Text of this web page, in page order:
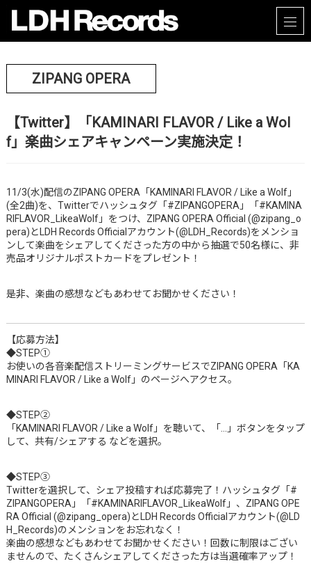
ZIPANG OPERA
【Twitter】「KAMINARI FLAVOR / Like a Wol
f」楽曲シェアキャンペーン実施決定！
11/3(水)配信のZIPANG OPERA「KAMINARI FLAVOR / Like a Wolf」
(全2曲)を、Twitterでハッシュタグ「#ZIPANGOPERA」「#KAMINA
RIFLAVOR_LikeaWolf」をつけ、ZIPANG OPERA Official (@zipang_o
pera)とLDH Records Officialアカウント(@LDH_Records)をメンショ
ンして楽曲をシェアしてくださった方の中から抽選で50名様に、非
売品オリジナルポストカードをプレゼント！
是非、楽曲の感想などもあわせてお聞かせください！
【応募方法】
◆STEP①
お使いの各音楽配信ストリーミングサービスでZIPANG OPERA「KA
MINARI FLAVOR / Like a Wolf」のページへアクセス。
◆STEP②
「KAMINARI FLAVOR / Like a Wolf」を聴いて、「…」ボタンをタップ
して、共有/シェアする などを選択。
◆STEP③
Twitterを選択して、シェア投稿すれば応募完了！ハッシュタグ「#
ZIPANGOPERA」「#KAMINARIFLAVOR_LikeaWolf」、ZIPANG OPE
RA Official (@zipang_opera)とLDH Records Officialアカウント(@LD
H_Records)のメンションをお忘れなく！
楽曲の感想などもあわせてお聞かせください！回数に制限はござい
ませんので、たくさんシェアしてくださった方は当選確率アップ！